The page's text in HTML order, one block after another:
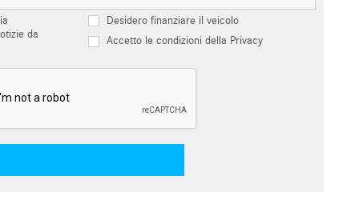
Desidero finanziare il veicolo
da
Accetto le condizioni della Privacy